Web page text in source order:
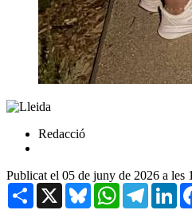
Redacció
Publicat el 05 de juny de 2026 a les
Share X BlueskyWhatsApp